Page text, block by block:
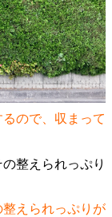
ので、収まって
えられっぷりが